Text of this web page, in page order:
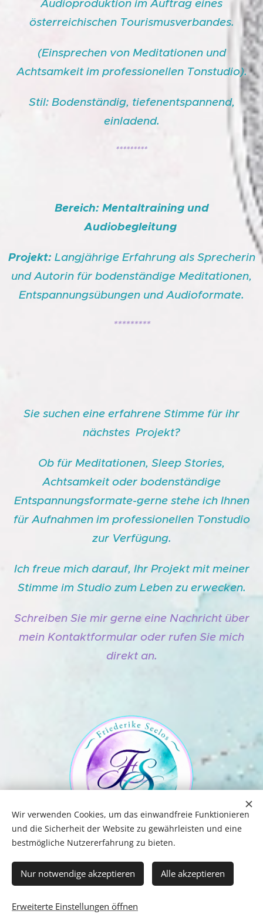
Audioproduktion im Auftrag eines
österreichischen Tourismusverbandes.
(Einsprechen von Meditationen und
Achtsamkeit im professionellen Tonstudio).
Stil: Bodenständig, tiefenentspannend,
einladend.
*********
Bereich: Mentaltraining und
Audiobegleitung
Projekt:Langjährige Erfahrung als Sprecherin
und Autorin für bodenständige Meditationen,
Entspannungsübungen und Audioformate.
*********
Sie suchen eine erfahrene Stimme für ihr
nächstes Projekt?
Ob für Meditationen, Sleep Stories,
Achtsamkeit oder bodenständige
Entspannungsformate-gerne stehe ich Ihnen
für Aufnahmen im professionellen Tonstudio
zur Verfügung.
Ich freue mich darauf, Ihr Projekt mit meiner
Stimme im Studio zum Leben zu erwecken.
Schreiben Sie mir gerne eine Nachricht über
mein Kontaktformular oder rufen Sie mich
direkt an.
Unterstützt vonWebnode
Wir verwenden Cookies, um das einwandfreie Funktionieren
und die Sicherheit der Website zu gewährleisten und eine
bestmögliche Nutzererfahrung zu bieten.
Nur notwendige akzeptieren Alle akzeptieren
Erweiterte Einstellungen öffnen